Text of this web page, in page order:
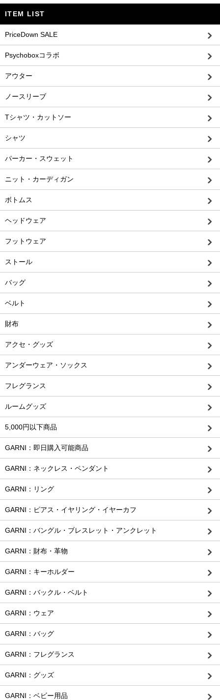
ITEM LIST
PriceDown SALE
Psychoboxコラボ
アウター
ノースリーブ
Tシャツ・カットソー
シャツ
パーカー・スウェット
ニット・カーディガン
ボトムス
ヘッドウェア
フットウェア
ストール
バッグ
ベルト
財布
アクセ・グッズ
アンダーウェア・ソックス
フレグランス
ルームグッズ
5,000円以下商品
GARNI：即日購入可能商品
GARNI：ネックレス・ペンダント
GARNI：リング
GARNI：ピアス・イヤリング・イヤーカフ
GARNI：バングル・ブレスレット・アンクレット
GARNI：財布・革物
GARNI：キーホルダー
GARNI：バックル・ベルト
GARNI：ウェア
GARNI：バッグ
GARNI：フレグランス
GARNI：グッズ
GARNI：ベビー用品